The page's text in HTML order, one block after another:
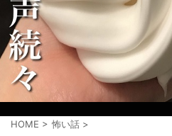
HOME > 怖い話 >